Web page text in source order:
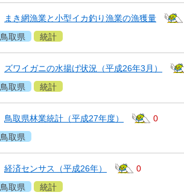
まき網漁業と小型イカ釣り漁業の漁獲量
鳥取県 統計
ズワイガニの水揚げ状況（平成26年3月）
鳥取県 統計
鳥取県林業統計（平成27年度）
0
鳥取県
経済センサス（平成26年）
0
鳥取県 統計